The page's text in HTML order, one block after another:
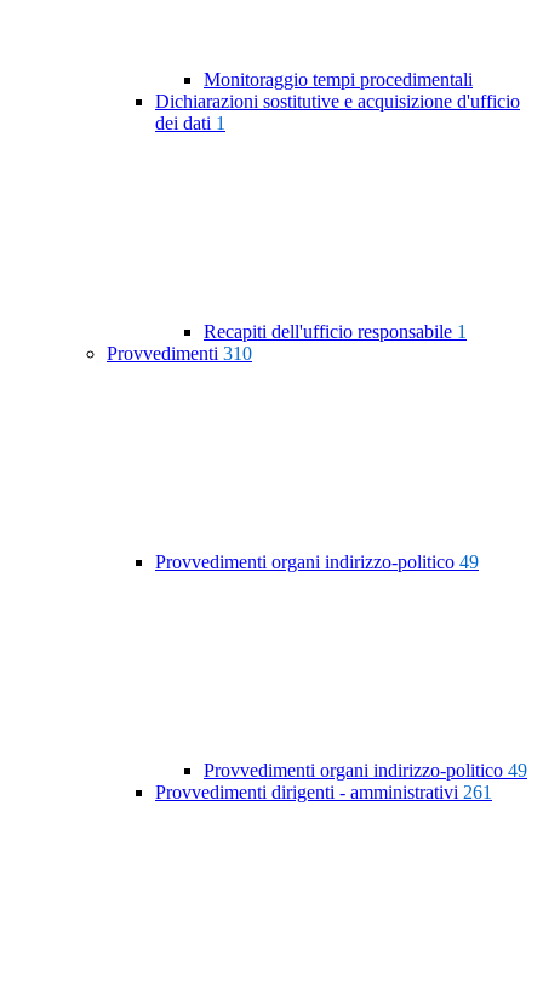
Monitoraggio tempi procedimentali
Dichiarazioni sostitutive e acquisizione d'ufficio
dei dati 1
Recapiti dell'ufficio responsabile 1
Provvedimenti 310
Provvedimenti organi indirizzo-politico 49
Provvedimenti organi indirizzo-politico 49
Provvedimenti dirigenti - amministrativi 261